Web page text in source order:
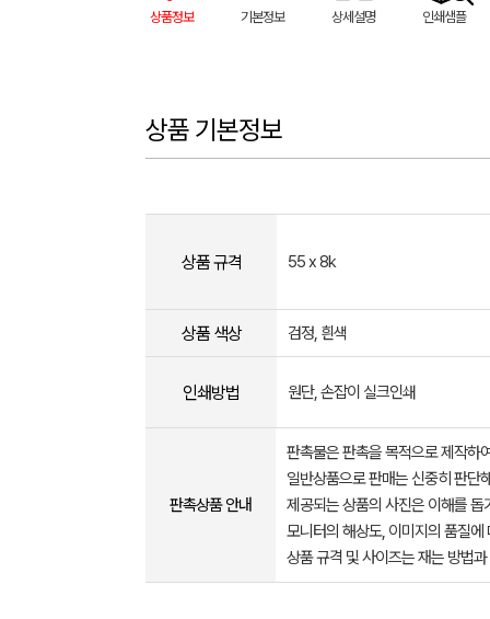
상품정보 기본정보 상세설명 인쇄샘플
상품 기본정보
상품 규격 55 x 8k
상품 색상 검정, 흰색
인쇄방법 원단, 손잡이 실크인쇄
판촉상품 안내
판촉물은 판촉을 목적으로 제작하
일반상품으로 판매는 신중히 판단
제공되는 상품의 사진은 이해를
모니터의 해상도, 이미지의 품질
상품 규격 및 사이즈는 재는 방법